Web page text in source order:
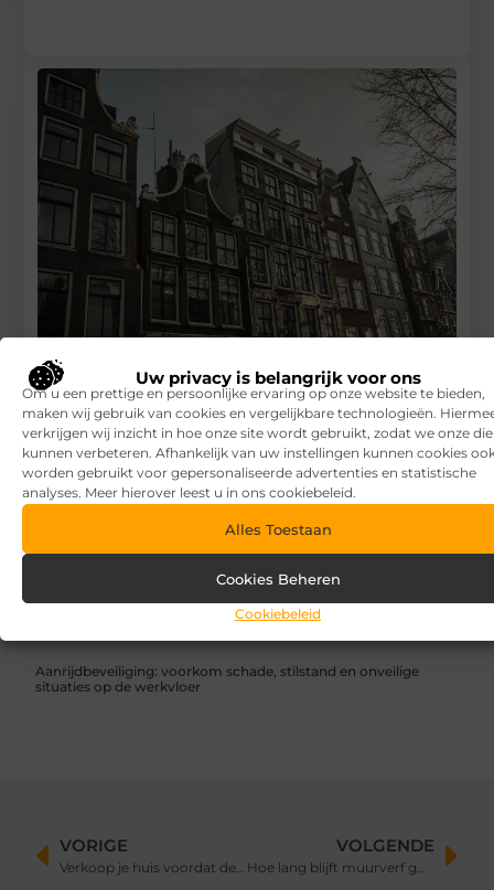
Uw privacy is belangrijk voor ons
Om u een prettige en persoonlijke ervaring op onze website te bieden,
maken wij gebruik van cookies en vergelijkbare technologieën.
verkrijgen wij inzicht in hoe onze site wordt gebruikt, zodat we onze
kunnen verbeteren. Afhankelijk van uw instellingen kunnen cookies
worden gebruikt voor gepersonaliseerde advertenties en statistische
analyses. Meer hierover leest u in ons cookiebeleid.
Alles Toestaan
Cookies Beheren
Cookiebeleid
Waarom mensen hun beleggingspand momenteel massaal
verkopen
RECENTE BERICHTEN
7 tips voor het kiezen van een luxe vakantiepark
Waar let je op bij het kiezen van een vakantiepark?
Overkapping in fases: zo begin je slim en breid je later uit
Zandbak schoon en diervriendelijk houden
Aanrijdbeveiliging: voorkom schade, stilstand en onveilige
situaties op de werkvloer
VORIGE
Verkoop je huis voordat de rentes stijgen en huizenprijzen dalen
VOLGENDE
Hoe lang blijft muurverf goed?